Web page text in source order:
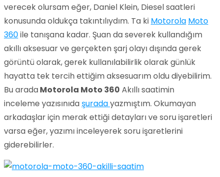
verecek olursam eğer, Daniel Klein, Diesel saatleri
konusunda oldukça takıntılıydım. Ta ki Motorola Moto
360ile tanışana kadar. Şuan da severek kullandığım
akıllı aksesuar ve gerçekten şarj olayı dışında gerek
görüntü olarak, gerek kullanılabilirlik olarak günlük
hayatta tek tercih ettiğim aksesuarım oldu diyebilirim.
Bu aradaMotorola Moto 360 Akıllı saatimin
inceleme yazısınıdaşuradayazmıştım. Okumayan
arkadaşlar için merak ettiği detayları ve soru işaretleri
varsa eğer, yazımı inceleyerek soru işaretlerini
giderebilirler.